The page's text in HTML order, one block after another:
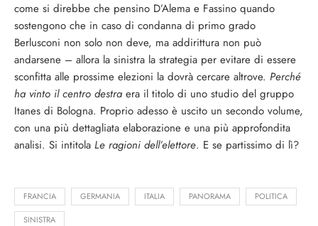
come si direbbe che pensino D’Alema e Fassino quando
sostengono che in caso di condanna di primo grado
Berlusconi non solo non deve, ma addirittura non può
andarsene – allora la sinistra la strategia per evitare di essere
sconfitta alle prossime elezioni la dovrà cercare altrove. Perché
ha vinto il centro destra era il titolo di uno studio del gruppo
Itanes di Bologna. Proprio adesso è uscito un secondo volume,
con una più dettagliata elaborazione e una più approfondita
analisi. Si intitola Le ragioni dell’elettore. E se partissimo di lì?
FRANCIA GERMANIA ITALIA PANORAMA POLITICA
SINISTRA